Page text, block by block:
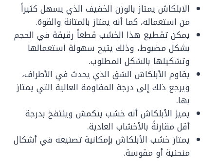
الابلكاش يمتاز بالوزن الخفيف الذي يسهل كثيراً
من استعماله، كما أنه يمتاز بالمتانة والقوة.
يمكن تقطيع هذا الخشب قطعاً رقيقة في الحجم
بشكل مضبوط، وذلك يتيح سهولة استعمالها
وتشكيلها بالشكل المطلوب.
يقاوم الأبلكاش الشق الذي يحدث في الأطراف،
ويرجع ذلك إلى درجة المقاومة العالية التي يمتاز
بها.
يميز الأبلكاش أنه خشب ينكمش وينتفخ بدرجة
أقل مقارنةً بالأخشاب العادية.
يمتاز خشب الأبلكاش بإمكانية تصنيعه في أشكال
منحنية أو مقوسة.